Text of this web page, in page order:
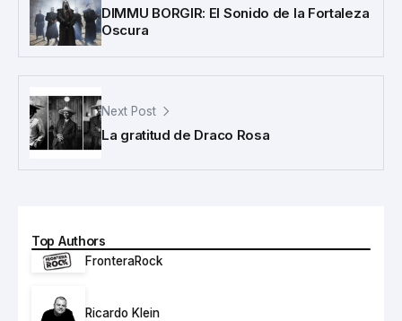
DIMMU BORGIR: El Sonido de la Fortaleza
Oscura
Next Post
La gratitud de Draco Rosa
Top Authors
FronteraRock
Ricardo Klein